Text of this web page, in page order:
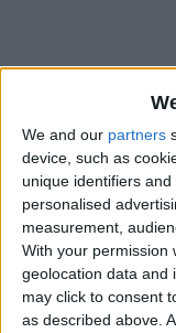
We and our partners
device, such as
unique identifiers
personalised
measurement,
With your permission
geolocation data and
may click to consent
as described above.
L’AS Monaco vient
dans ses rangs mais
attaquant. D’après
envisageraient de
Albacete, en